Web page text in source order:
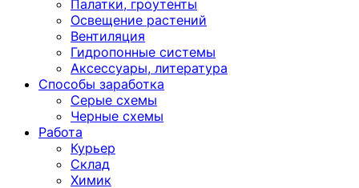
Палатки, гроутенты
Освещение растений
Вентиляция
Гидропонные системы
Аксессуары, литература
Способы заработка
Серые схемы
Черные схемы
Работа
Курьер
Склад
Химик